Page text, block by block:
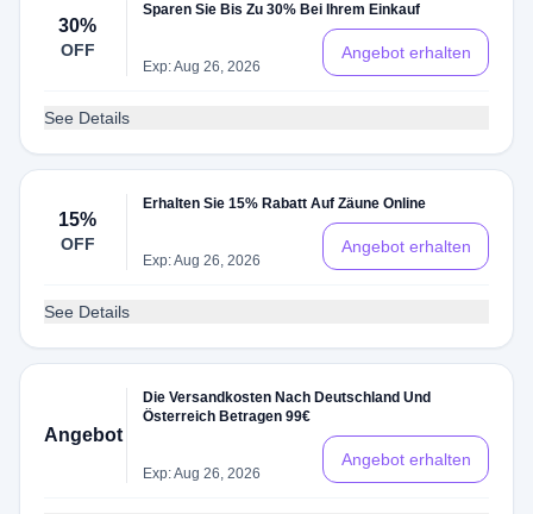
30%
OFF
Sparen Sie Bis Zu 30% Bei Ihrem Einkauf
Exp: Aug 26, 2026
Angebot erhalten
See Details
15%
OFF
Erhalten Sie 15% Rabatt Auf Zäune Online
Exp: Aug 26, 2026
Angebot erhalten
See Details
Angebot
Die Versandkosten Nach Deutschland Und
Österreich Betragen 99€
Exp: Aug 26, 2026
Angebot erhalten